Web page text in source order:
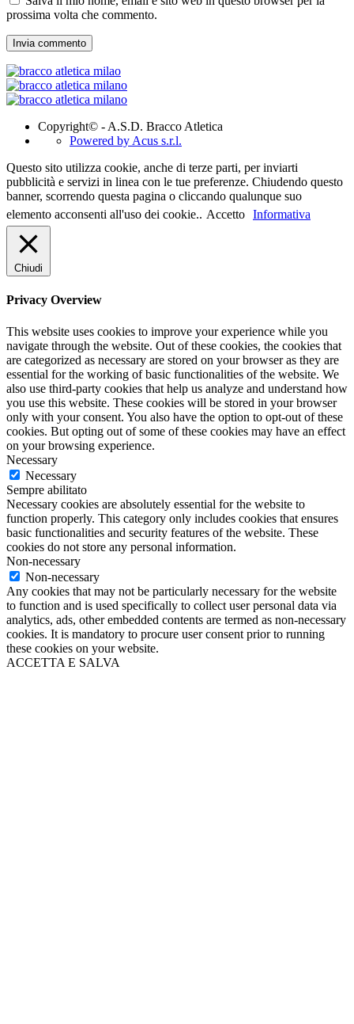
prossima volta che commento.
Copyright© - A.S.D. Bracco Atletica
Powered by Acus s.r.l.
Questo sito utilizza cookie, anche di terze parti, per inviarti
pubblicità e servizi in linea con le tue preferenze. Chiudendo questo
banner, scorrendo questa pagina o cliccando qualunque suo
elemento acconsenti all'uso dei cookie.. Accetto Informativa
Chiudi
Privacy Overview
This website uses cookies to improve your experience while you
navigate through the website. Out of these cookies, the cookies that
are categorized as necessary are stored on your browser as they are
essential for the working of basic functionalities of the website. We
also use third-party cookies that help us analyze and understand how
you use this website. These cookies will be stored in your browser
only with your consent. You also have the option to opt-out of these
cookies. But opting out of some of these cookies may have an effect
on your browsing experience.
Necessary
Necessary
Sempre abilitato
Necessary cookies are absolutely essential for the website to
function properly. This category only includes cookies that ensures
basic functionalities and security features of the website. These
cookies do not store any personal information.
Non-necessary
Non-necessary
Any cookies that may not be particularly necessary for the website
to function and is used specifically to collect user personal data via
analytics, ads, other embedded contents are termed as non-necessary
cookies. It is mandatory to procure user consent prior to running
these cookies on your website.
ACCETTA E SALVA